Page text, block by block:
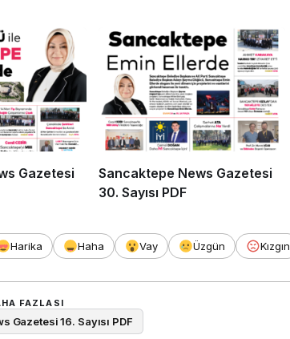
Gazetesi
Sancaktepe News Gazetesi
30. Sayısı PDF
Harika Haha Vay Üzgün Kızgın
FAZLASI
Gazetesi 16. Sayısı PDF